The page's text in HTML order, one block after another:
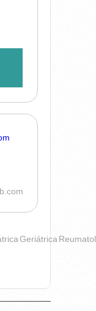
Geriátrica